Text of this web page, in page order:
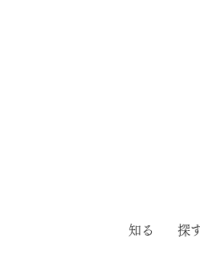
知る 探